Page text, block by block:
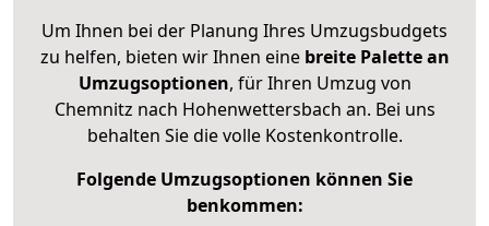
Um Ihnen bei der Planung Ihres Umzugsbudgets
zu helfen, bieten wir Ihnen eine breite Palette an
Umzugsoptionen, für Ihren Umzug von
Chemnitz nach Hohenwettersbach an. Bei uns
behalten Sie die volle Kostenkontrolle.
Folgende Umzugsoptionen können Sie
benkommen: